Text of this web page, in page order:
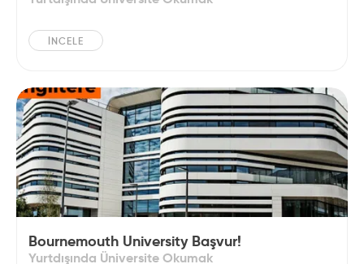
İNCELE
Bournemouth University Başvur!
Yurtdışında Üniversite Okumak